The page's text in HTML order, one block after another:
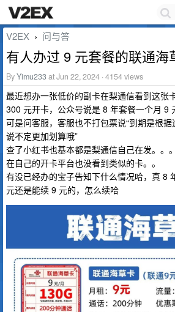
V2EX › 问与答
有人办过 9 元套餐的联通海
ByYimu233at Jun 22, 2024 · 4154 views
最近想办一张低价的副卡在梨通信看到这张
300 元开卡，公众号说是 8 年套餐一个月 9
可是问客服，客服也不打包票说“到期是根
说不定更加划算哦”
查了小红书也基本都是梨通信自己在发。。。
在自己的开卡平台也没看到类似的卡。。
有没已经办的宝子告知下什么情况哈，真 8
元还是能续 9 元的，怎么续哈